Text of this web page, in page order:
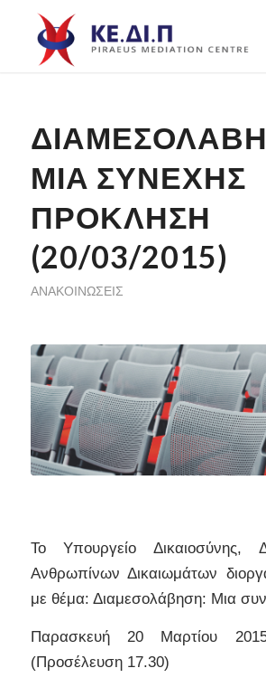
ΜΙΑ ΣΥΝΕΧΉΣ
ΠΡΌΚΛΗΣΗ
(20/03/2015)
ΑΝΑΚΟΙΝΏΣΕΙΣ
Το Υπουργείο Δικαιοσύνης,
Ανθρωπίνων Δικαιωμάτων
με θέμα: Διαμεσολάβηση: Μια
Παρασκευή 20 Μαρτίου
(Προσέλευση 17.30)